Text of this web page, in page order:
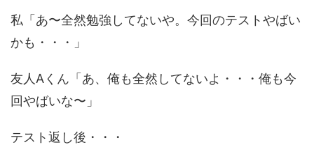
私「あ〜全然勉強してないや。今回のテストやばい
かも・・・」
友人Aくん「あ、俺も全然してないよ・・・俺も今
回やばいな〜」
テスト返し後・・・